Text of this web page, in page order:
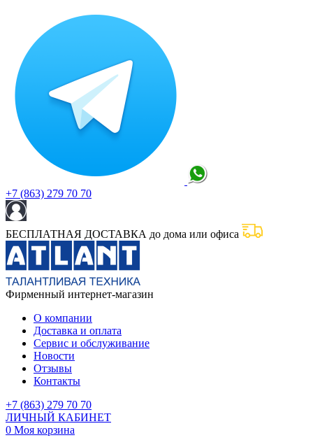
+7 (863) 279 70 70
БЕСПЛАТНАЯ ДОСТАВКА до дома или офиса
Фирменный интернет-магазин
О компании
Доставка и оплата
Сервис и обслуживание
Новости
Отзывы
Контакты
+7 (863) 279 70 70
ЛИЧНЫЙ КАБИНЕТ
0 Моя корзина